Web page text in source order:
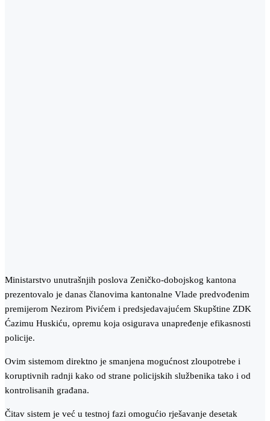
Ministarstvo unutrašnjih poslova Zeničko-dobojskog kantona
prezentovalo je danas članovima kantonalne Vlade predvođenim
premijerom Nezirom Pivićem i predsjedavajućem Skupštine ZDK
Ćazimu Huskiću, opremu koja osigurava unapređenje efikasnosti
policije.
Ovim sistemom direktno je smanjena mogućnost zloupotrebe i
koruptivnih radnji kako od strane policijskih službenika tako i od
kontrolisanih građana.
Čitav sistem je već u testnoj fazi omogućio rješavanje desetak